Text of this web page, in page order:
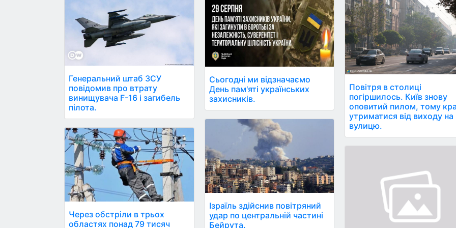
Генеральний штаб ЗСУ
повідомив про втрату
винищувача F-16 і загибель
пілота.
Через обстріли в трьох
областях понад 79 тисяч
Сьогодні ми відзначаємо
День пам'яті українських
захисників.
Ізраїль здійснив повітряний
удар по центральній частині
Бейрута.
Повітря в столиці
погіршилось. Київ знову
оповитий пилом, тому
утриматися від виходу на
вулицю.